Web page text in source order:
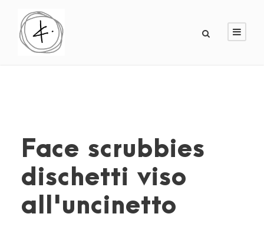
Face scrubbies
dischetti viso
all'uncinetto